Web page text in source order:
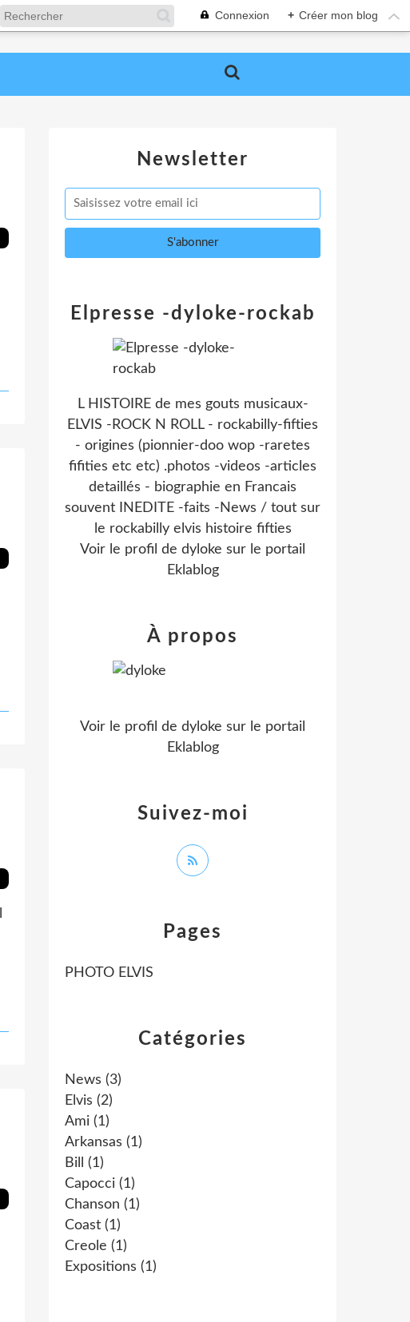
Connexion + Créer mon blog
Newsletter
Catégories
News (3)
Elvis (2)
Ami (1)
Arkansas (1)
Bill
(1)
Capocci (1)
Chanson (1)
Coast (1)
Creole (1)
Expositions (1)
Pages
PHOTO ELVIS
Elpresse -dyloke-rockab
L HISTOIRE de mes gouts musicaux-
ELVIS -ROCK N ROLL - rockabilly-fifties
- origines (pionnier-doo wop -raretes
fifities etc etc) .photos -videos -articles
detaillés - biographie en Francais
souvent INEDITE -faits -News / tout sur
le rockabilly elvis histoire fifties
Voir le profil de dyloke sur le portail
Eklablog
Suivez-moi
À propos
Voir le profil de dyloke sur le portail
Eklablog